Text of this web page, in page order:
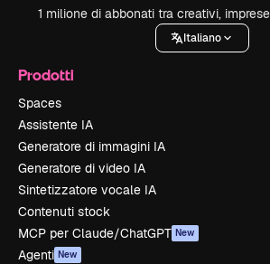
1 milione di abbonati tra creativi,
Italiano
Prodotti
Spaces
Assistente IA
Generatore di immagini IA
Generatore di video IA
Sintetizzatore vocale IA
Contenuti stock
MCP per Claude/ChatGPT New
Agenti New